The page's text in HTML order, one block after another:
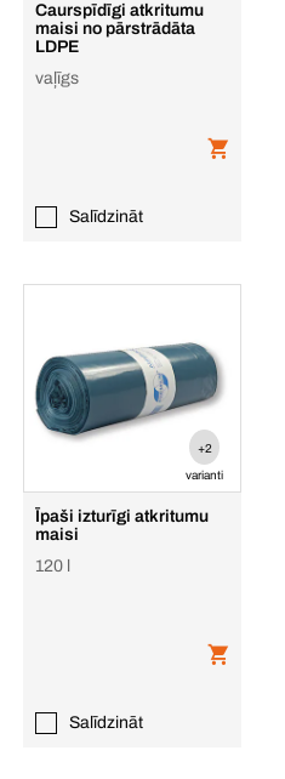
Caurspīdīgi atkritumu
maisi no pārstrādāta
LDPE
vaļīgs
Salīdzināt
+2
varianti
Īpaši izturīgi atkritumu
maisi
120 l
Salīdzināt